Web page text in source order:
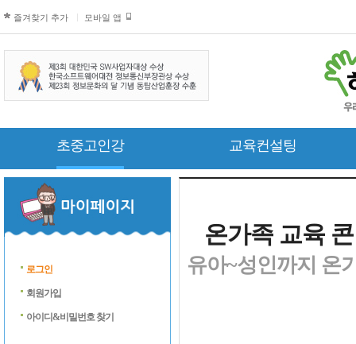
즐겨찾기 추가 모바일 앱
초중고인강 교육컨설팅
로그인
회원가입
아이디&비밀번호 찾기
온가족 교육
유아~성인까지 온